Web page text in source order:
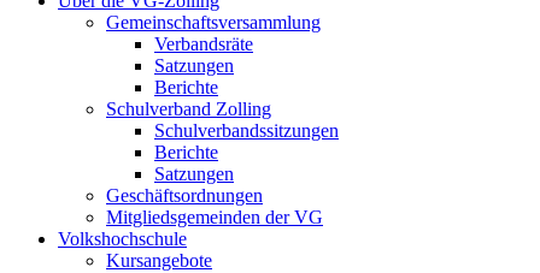
Gemeinschaftsversammlung
Verbandsräte
Satzungen
Berichte
Schulverband Zolling
Schulverbandssitzungen
Berichte
Satzungen
Geschäftsordnungen
Mitgliedsgemeinden der VG
Volkshochschule
Kursangebote